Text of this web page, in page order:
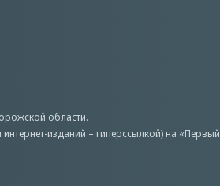
области.
изданий – гиперссылкой) на «Первый